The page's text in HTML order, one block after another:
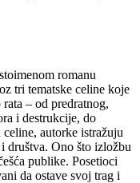
romanu
tri tematske celine koje
– od predratnog,
i destrukcije, do
autorke istražuju
društva. Ono što izložbu
publike. Posetioci
da ostave svoj trag i